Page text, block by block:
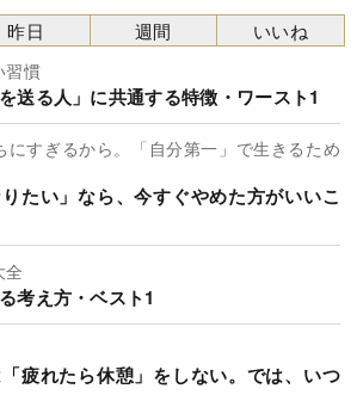
習慣
送る人」に共通する特徴・ワースト1
にすぎるから。「自分第一」で生きるため
りたい」なら、今すぐやめた方がいいこ
全
考え方・ベスト1
疲れたら休憩」をしない。では、いつ
昨日 週間 いいね